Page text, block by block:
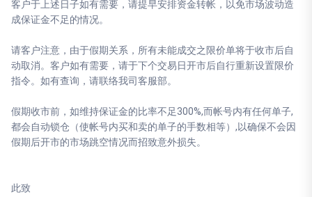
客户于上述日子如有需要，请提早安排资金转帐，以免市场波动造
成保证金不足的情况。
请客户注意，由于假期关系，所有未能成交之限价单将于收市后自
动取消。客户如有需要，请于下个交易日开市后自行重新设置限价
指令。如有查询，请联络我司客服部。
假期收市前，如维持保证金的比率不足300%,而帐号内有任何单子,
都会自动锁仓（使帐号内买和卖的单子的手数相等）,以确保不会因
假期后开市的市场跳空情况而招致意外损失。
此致